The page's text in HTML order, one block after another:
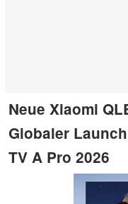
Neue Xiaomi
Globaler
TV A Pro 2026